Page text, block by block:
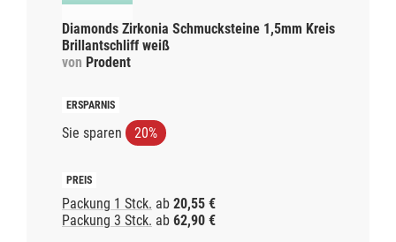
Diamonds Zirkonia Schmucksteine 1,5mm Kreis
Brillantschliff weiß
von Prodent
Sie sparen 20%
Packung 1 Stck. ab 20,55 €
Packung 3 Stck. ab 62,90 €